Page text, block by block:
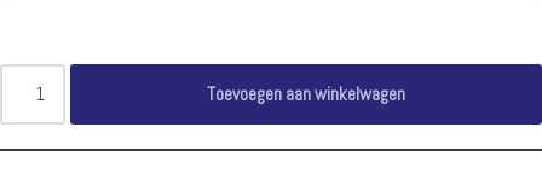
Toevoegen aan winkelwagen